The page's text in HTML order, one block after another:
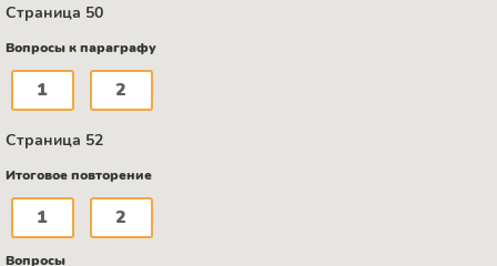
Страница 50
Вопросы к параграфу
1 2
Страница 52
Итоговое повторение
1 2
Вопросы